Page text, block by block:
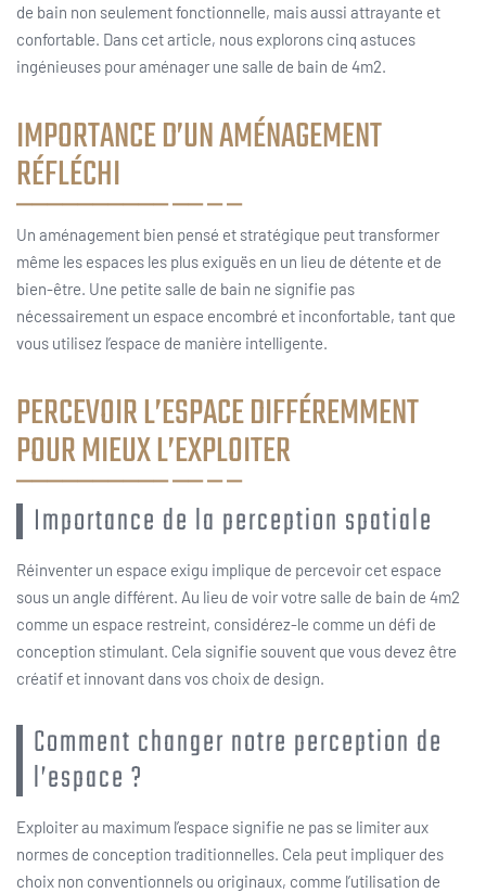
de bain non seulement fonctionnelle, mais aussi attrayante et
confortable. Dans cet article, nous explorons cinq astuces
ingénieuses pour aménager une salle de bain de 4m2.
IMPORTANCE D’UN AMÉNAGEMENT
RÉFLÉCHI
Un aménagement bien pensé et stratégique peut transformer
même les espaces les plus exiguës en un lieu de détente et de
bien-être. Une petite salle de bain ne signifie pas
nécessairement un espace encombré et inconfortable, tant que
vous utilisez l’espace de manière intelligente.
PERCEVOIR L’ESPACE DIFFÉREMMENT
POUR MIEUX L’EXPLOITER
Importance de la perception spatiale
Réinventer un espace exigu implique de percevoir cet espace
sous un angle différent. Au lieu de voir votre salle de bain de 4m2
comme un espace restreint, considérez-le comme un défi de
conception stimulant. Cela signifie souvent que vous devez être
créatif et innovant dans vos choix de design.
Comment changer notre perception de
l’espace ?
Exploiter au maximum l’espace signifie ne pas se limiter aux
normes de conception traditionnelles. Cela peut impliquer des
choix non conventionnels ou originaux, comme l’utilisation de